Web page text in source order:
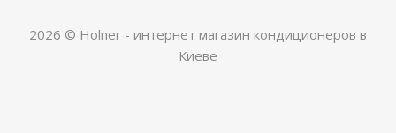
2026 © Holner - интернет магазин кондиционеров в
Киеве